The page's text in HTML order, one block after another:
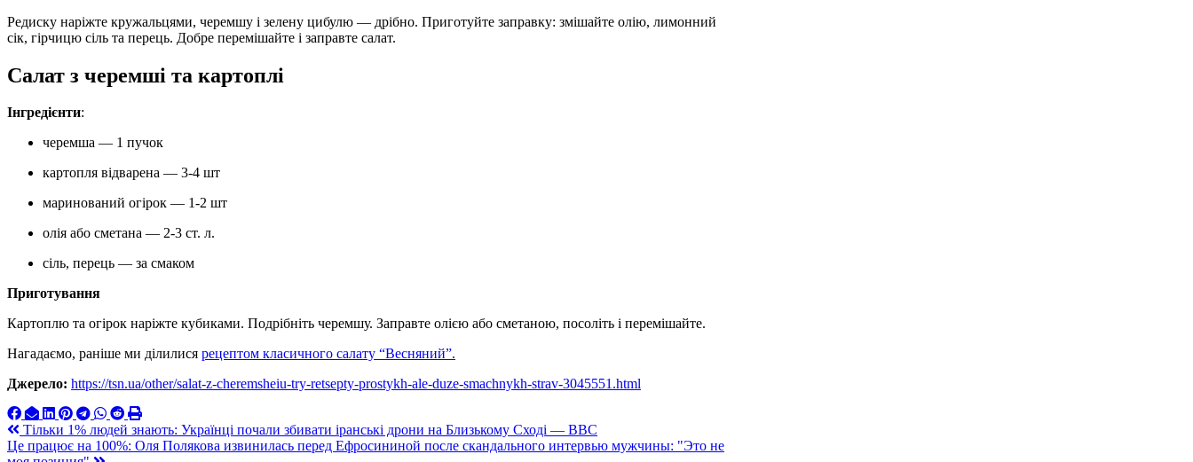
Редиску наріжте кружальцями, черемшу і зелену цибулю — дрібно. Приготуйте заправку: змішайте олію, лимонний
сік, гірчицю сіль та перець. Добре перемішайте і заправте салат.
Салат з черемші та картоплі
Інгредієнти:
черемша — 1 пучок
картопля відварена — 3-4 шт
маринований огірок — 1-2 шт
олія або сметана — 2-3 ст. л.
сіль, перець — за смаком
Приготування
Картоплю та огірок наріжте кубиками. Подрібніть черемшу. Заправте олією або сметаною, посоліть і перемішайте.
Нагадаємо, раніше ми ділилися рецептом класичного салату “Весняний”.
Джерело: https://tsn.ua/other/salat-z-cheremsheiu-try-retsepty-prostykh-ale-duze-smachnykh-strav-3045551.html
Навигация
по
Тільки 1% людей знають: Українці почали збивати іранські дрони на Близькому Сході — ВВС
Це працює на 100%: Оля Полякова извинилась перед Ефросининой после скандального интервью мужчины: "Это не